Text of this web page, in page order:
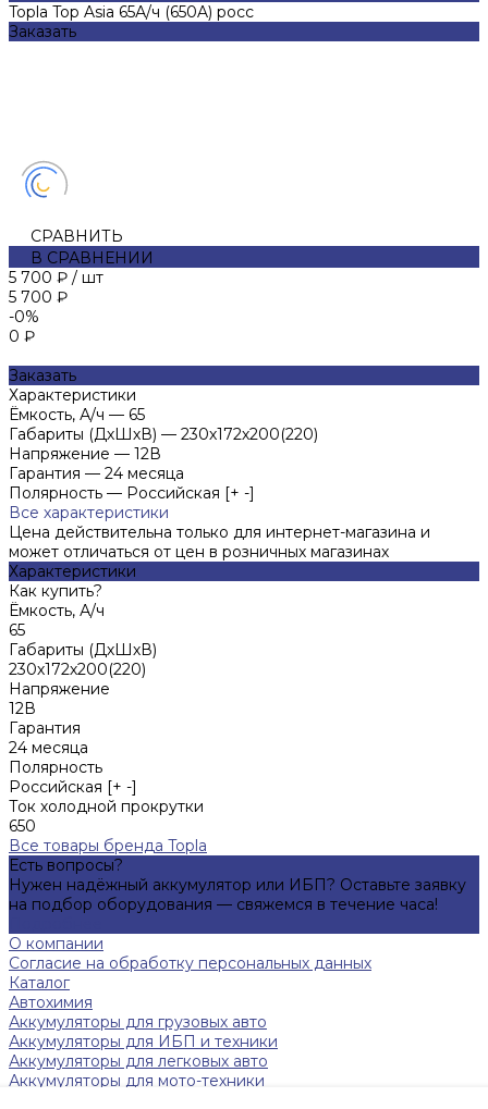
Topla Top Asia 65А/ч (650A) росс
Заказать
СРАВНИТЬ
В СРАВНЕНИИ
5 700 ₽ / шт
5 700 ₽
-0%
0 ₽
Заказать
Характеристики
Ёмкость, А/ч — 65
Габариты (ДхШхВ) — 230х172х200(220)
Напряжение — 12В
Гарантия — 24 месяца
Полярность — Российская [+ -]
Все характеристики
Цена действительна только для интернет-магазина и
может отличаться от цен в розничных магазинах
Характеристики
Как купить?
Ёмкость, А/ч
65
Габариты (ДхШхВ)
230х172х200(220)
Напряжение
12В
Гарантия
24 месяца
Полярность
Российская [+ -]
Ток холодной прокрутки
650
Все товары бренда Topla
Есть вопросы?
Нужен надёжный аккумулятор или ИБП? Оставьте заявку
на подбор оборудования — свяжемся в течение часа!
О компании
Согласие на обработку персональных данных
Каталог
Автохимия
Аккумуляторы для грузовых авто
Аккумуляторы для ИБП и техники
Аккумуляторы для легковых авто
Аккумуляторы для мото-техники